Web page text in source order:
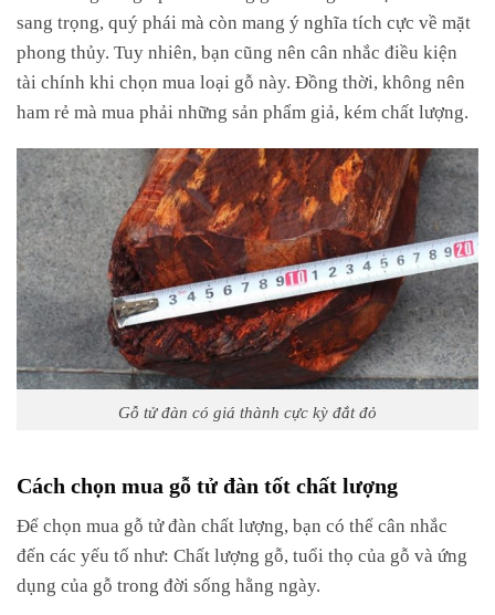
sang trọng, quý phái mà còn mang ý nghĩa tích cực về mặt
phong thủy. Tuy nhiên, bạn cũng nên cân nhắc điều kiện
tài chính khi chọn mua loại gỗ này. Đồng thời, không nên
ham rẻ mà mua phải những sản phẩm giả, kém chất lượng.
Gỗ tử đàn có giá thành cực kỳ đắt đỏ
Cách chọn mua gỗ tử đàn tốt chất lượng
Để chọn mua gỗ tử đàn chất lượng, bạn có thể cân nhắc
đến các yếu tố như: Chất lượng gỗ, tuổi thọ của gỗ và ứng
dụng của gỗ trong đời sống hằng ngày.